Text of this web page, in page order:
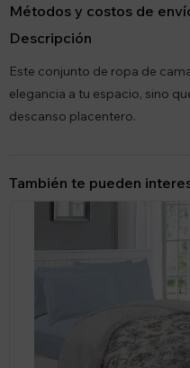
Métodos y costos de
Descripción
Este conjunto de ropa de
elegancia a tu espacio, sino
descanso placentero.
También te pueden